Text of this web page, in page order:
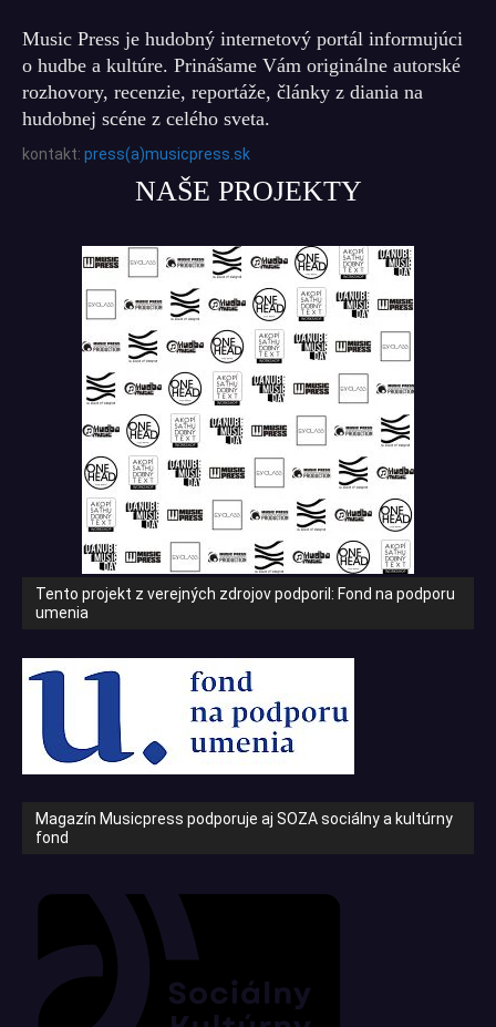
Music Press je hudobný internetový portál informujúci
o hudbe a kultúre. Prinášame Vám originálne autorské
rozhovory, recenzie, reportáže, články z diania na
hudobnej scéne z celého sveta.
kontakt: press(a)musicpress.sk
NAŠE PROJEKTY
Tento projekt z verejných zdrojov podporil: Fond na podporu
umenia
Magazín Musicpress podporuje aj SOZA sociálny a kultúrny
fond